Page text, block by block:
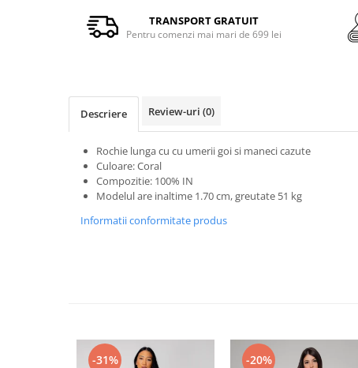
TRANSPORT GRATUIT
Pentru comenzi mai mari de 699 lei
Descriere Review-uri (0)
Rochie lunga cu cu umerii goi si maneci cazute
Culoare: Coral
Compozitie: 100% IN
Modelul are inaltime 1.70 cm, greutate 51 kg
Informatii conformitate produs
-31% -20%